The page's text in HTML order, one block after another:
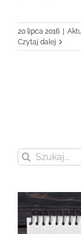
20 lipca 2016
Czytaj dalej
Szukaj